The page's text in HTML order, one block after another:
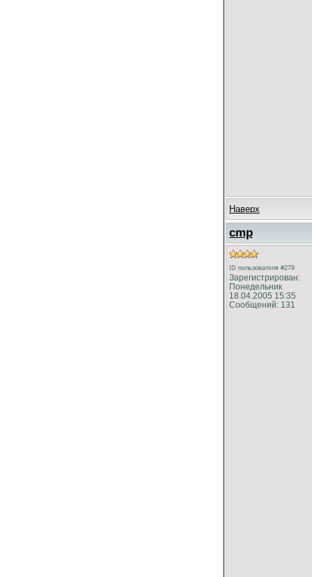
Наверх
cmp
ID пользователя #279
Зарегистрирован:
Понедельник
18.04.2005 15:35
Сообщений: 131